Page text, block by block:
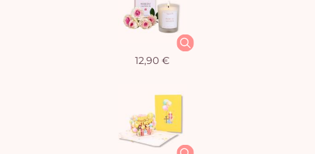
12,90 €